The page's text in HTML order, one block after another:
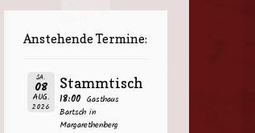
Anstehende Termine:
SA.
08
AUG.
2026
Stammtisch
18:00 Gasthaus
Bartsch in
Margarethenberg